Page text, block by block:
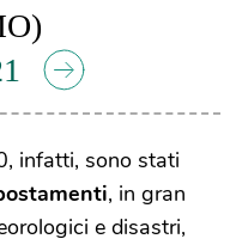
infatti, sono stati
, in gran
e disastri,